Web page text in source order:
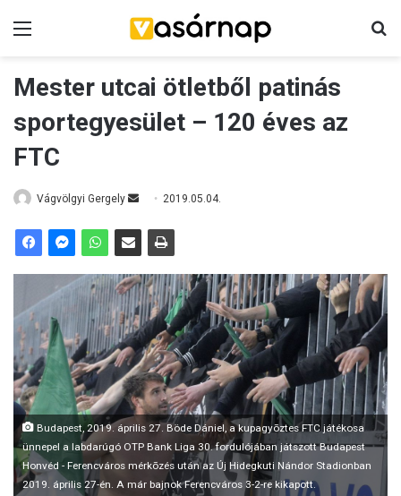
Mester utcai ötletből patinás
sportegyesület – 120 éves az
FTC
Vágvölgyi Gergely
a
n
e
m
a
i
l
2019.05.04.
Budapest, 2019. április 27. Böde Dániel, a kupagyõztes FTC játékosa
ünnepel a labdarúgó OTP Bank Liga 30. fordulójában játszott Budapest
Honvéd - Ferencváros mérkõzés után az Új Hidegkuti Nándor Stadionban
2019. április 27-én. A már bajnok Ferencváros 3-2-re kikapott.